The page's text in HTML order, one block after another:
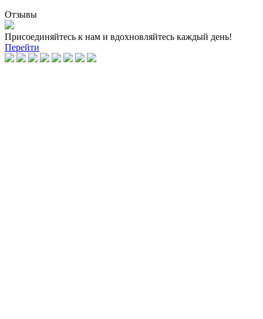
Отзывы
Присоединяйтесь к нам и вдохновляйтесь каждый день!
Перейти